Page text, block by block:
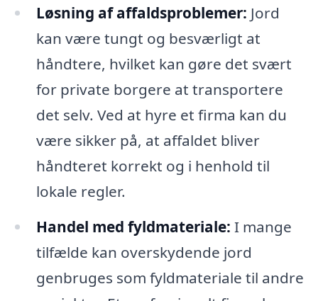
Løsning af affaldsproblemer: Jord
kan være tungt og besværligt at
håndtere, hvilket kan gøre det svært
for private borgere at transportere
det selv. Ved at hyre et firma kan du
være sikker på, at affaldet bliver
håndteret korrekt og i henhold til
lokale regler.
Handel med fyldmateriale: I mange
tilfælde kan overskydende jord
genbruges som fyldmateriale til andre